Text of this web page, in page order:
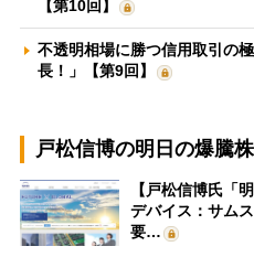
【第10回】
不透明相場に勝つ信用取引の
長！」【第9回】
戸松信博の明日の爆騰
【戸松信博氏「
デバイス：サム
要…